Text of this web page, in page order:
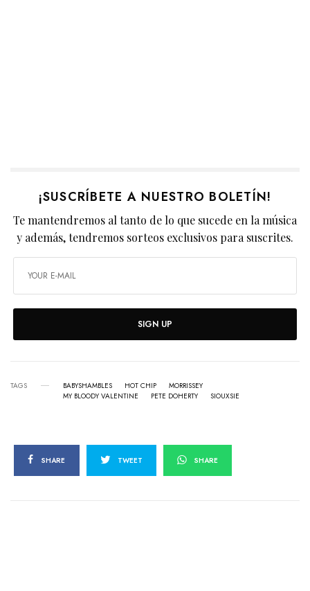
¡SUSCRÍBETE A NUESTRO BOLETÍN!
Te mantendremos al tanto de lo que sucede en la música
y además, tendremos sorteos exclusivos para suscrites.
SIGN UP
TAGS BABYSHAMBLES HOT CHIP
MORRISSEY
MY BLOODY VALENTINE
PETE DOHERTY SIOUXSIE
SHARE TWEET SHARE